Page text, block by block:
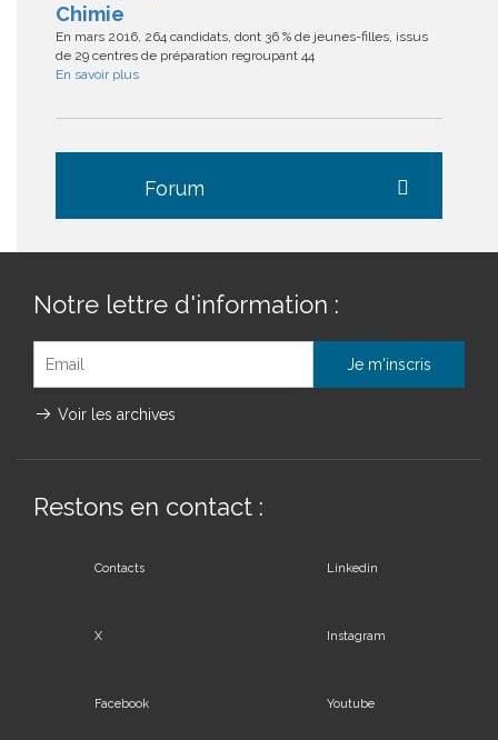
Chimie
En mars 2016, 264 candidats, dont 36 % de jeunes-filles, issus
de 29 centres de préparation regroupant 44
En savoir plus
Forum
Notre lettre d'information :
Voir les archives
Restons en contact :
Contacts Linkedin
X Instagram
Facebook Youtube